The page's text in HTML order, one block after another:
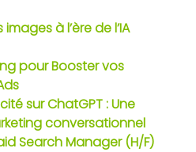
à l’ère de l’IA
pour Booster vos
sur ChatGPT : Une
conversationnel
Search Manager (H/F)